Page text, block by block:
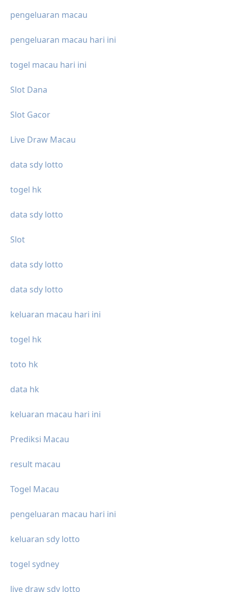
pengeluaran macau
pengeluaran macau hari ini
togel macau hari ini
Slot Dana
Slot Gacor
Live Draw Macau
data sdy lotto
togel hk
data sdy lotto
Slot
data sdy lotto
data sdy lotto
keluaran macau hari ini
togel hk
toto hk
data hk
keluaran macau hari ini
Prediksi Macau
result macau
Togel Macau
pengeluaran macau hari ini
keluaran sdy lotto
togel sydney
live draw sdy lotto